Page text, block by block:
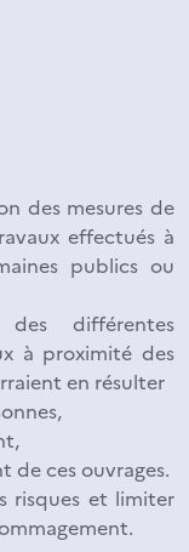
des mesures de
effectués à
publics ou
des différentes
à proximité des
en résulter
de ces ouvrages.
risques et limiter